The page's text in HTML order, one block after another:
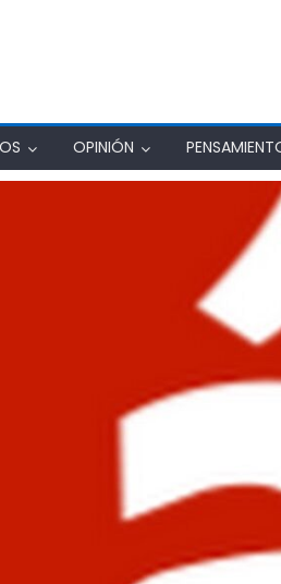
OPINIÓN